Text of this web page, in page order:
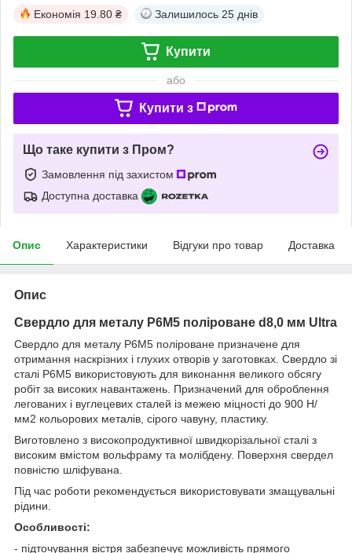
Економія 19.80 ₴ Залишилось 25 днів
Купити
або
Купити з
Що таке купити з Пром?
Замовлення під захистом
Доступна доставка
Опис Характеристики Відгуки про товар Доставка
Опис
Свердло для металу P6M5 поліроване d8,0 мм Ultra
Свердло для металу Р6М5 поліроване призначене для
отримання наскрізних і глухих отворів у заготовках. Свердло зі
сталі Р6М5 використовують для виконання великого обсягу
робіт за високих навантажень. Призначений для оброблення
легованих і вуглецевих сталей із межею міцності до 900 Н/
мм2 кольорових металів, сірого чавуну, пластику.
Виготовлено з високопродуктивної швидкорізальної сталі з
високим вмістом вольфраму та молібдену. Поверхня свердел
повністю шліфувана.
Під час роботи рекомендується використовувати змащувальні
рідини.
Особливості:
- підточування вістря забезпечує можливість прямого